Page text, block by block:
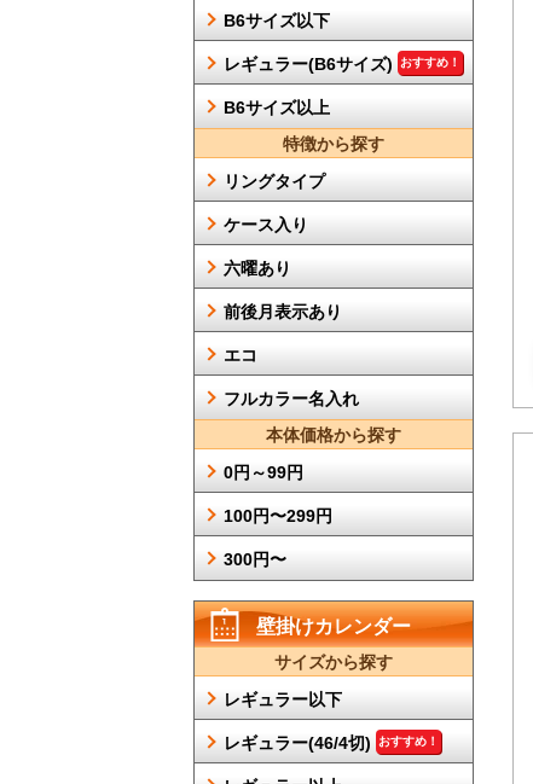
B6サイズ以下
レギュラー(B6サイズ) おすすめ！
B6サイズ以上
特徴から探す
リングタイプ
ケース入り
六曜あり
前後月表示あり
エコ
フルカラー名入れ
本体価格から探す
0円～99円
100円〜299円
300円〜
壁掛けカレンダー
サイズから探す
レギュラー以下
レギュラー(46/4切) おすすめ！